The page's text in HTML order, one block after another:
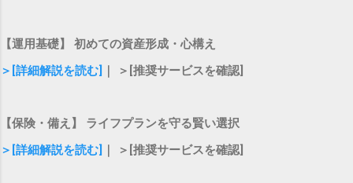
【運用基礎】 初めての資産形成・心構え
＞[詳細解説を読む]
｜ ＞[推奨サービスを確認]
【保険・備え】 ライフプランを守る賢い選択
＞[詳細解説を読む]
｜ ＞[推奨サービスを確認]